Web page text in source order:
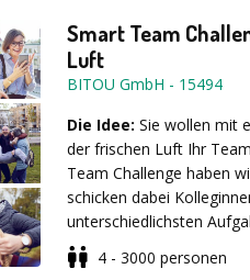
zu verhindern.
Bei der Produktion
geachtet, nachhaltige
Equipment mehrfach
Ausrüstung und
Anbietern.
Teilnehmendem 1 Euro
Allwetterzoos in
for Conservation of
Smart Team
Luft
BITOU GmbH - 15494
Die Idee: Sie wollen mit
der frischen Luft Ihr
Team Challenge haben
schicken dabei
unterschiedlichsten
ist begrenzt– das Team
Herausforderungen zu
Dauer: 60 bis 240 Min -
4 - 3000 personen